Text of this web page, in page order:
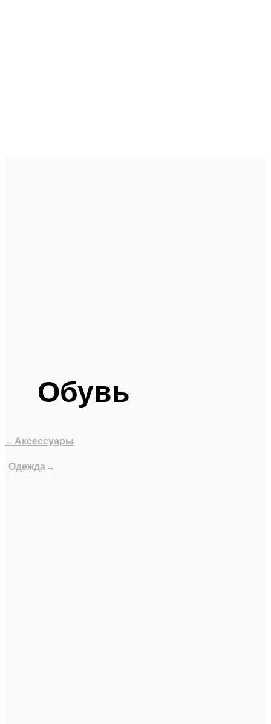
Обувь
←Аксессуары
Одежда→